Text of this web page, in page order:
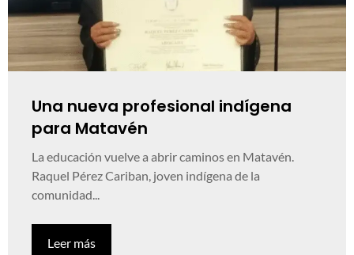
Una nueva profesional indígena
para Matavén
La educación vuelve a abrir caminos en Matavén.
Raquel Pérez Cariban, joven indígena de la
comunidad...
Leer más